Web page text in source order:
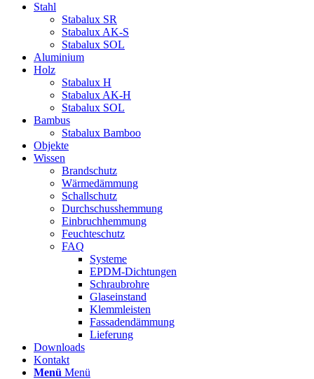
Stahl
Stabalux SR
Stabalux AK-S
Stabalux SOL
Aluminium
Holz
Stabalux H
Stabalux AK-H
Stabalux SOL
Bambus
Stabalux Bamboo
Objekte
Wissen
Brandschutz
Wärmedämmung
Schallschutz
Durchschusshemmung
Einbruchhemmung
Feuchteschutz
FAQ
Systeme
EPDM-Dichtungen
Schraubrohre
Glaseinstand
Klemmleisten
Fassadendämmung
Lieferung
Downloads
Kontakt
Menü Menü